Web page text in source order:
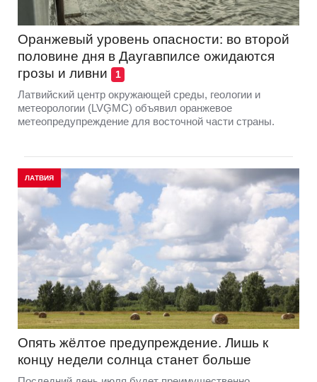
Оранжевый уровень опасности: во второй
половине дня в Даугавпилсе ожидаются
грозы и ливни
1
Латвийский центр окружающей среды, геологии и
метеорологии (LVĢMC) объявил оранжевое
метеопредупреждение для восточной части страны.
ЛАТВИЯ
Опять жёлтое предупреждение. Лишь к
концу недели солнца станет больше